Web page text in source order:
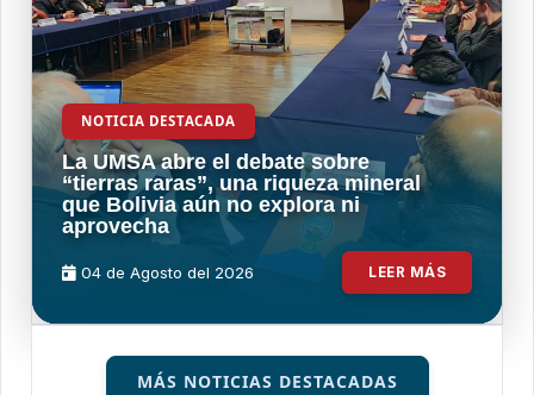
NOTICIA DESTACADA
La UMSA abre el debate sobre
“tierras raras”, una riqueza mineral
que Bolivia aún no explora ni
aprovecha
04 de Agosto del 2026 LEER MÁS
MÁS NOTICIAS DESTACADAS